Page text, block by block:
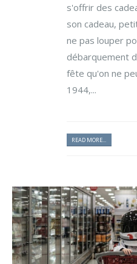
s'offrir des
son cadeau,
ne pas louper
débarquement
fête qu'on ne
1944,...
READ MORE...